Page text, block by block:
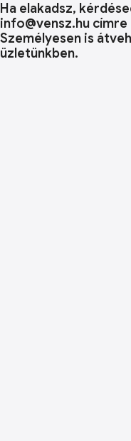
Ha elakadsz,
info@vensz.hu
Személyesen is
üzletünkben.